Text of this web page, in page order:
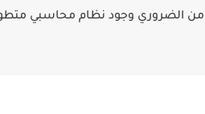
الضروري وجود نظام محاسبي متطور